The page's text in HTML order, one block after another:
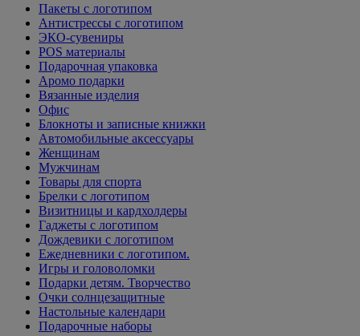
Пакеты с логотипом
Антистрессы с логотипом
ЭКО-сувениры
POS материалы
Подарочная упаковка
Аромо подарки
Вязанные изделия
Офис
Блокноты и записные книжки
Автомобильные аксессуары
Женщинам
Мужчинам
Товары для спорта
Брелки с логотипом
Визитницы и кардхолдеры
Гаджеты с логотипом
Дождевики с логотипом
Ежедневники с логотипом.
Игры и головоломки
Подарки детям. Творчество
Очки солнцезащитные
Настольные календари
Подарочные наборы